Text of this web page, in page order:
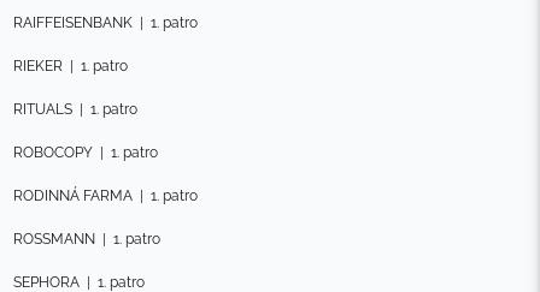
RAIFFEISENBANK | 1. patro
RIEKER | 1. patro
RITUALS | 1. patro
ROBOCOPY | 1. patro
RODINNÁ FARMA | 1. patro
ROSSMANN | 1. patro
SEPHORA | 1. patro